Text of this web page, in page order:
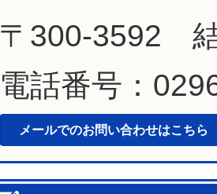
〒300-3592
電話番号：
メールでのお問い合わせはこちら